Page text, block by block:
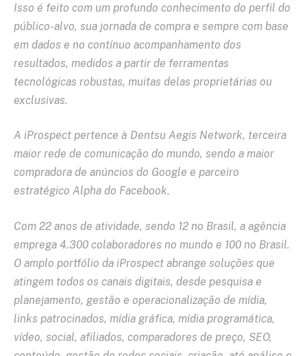
Isso é feito com um profundo conhecimento do perfil do
público-alvo, sua jornada de compra e sempre com base
em dados e no contínuo acompanhamento dos
resultados, medidos a partir de ferramentas
tecnológicas robustas, muitas delas proprietárias ou
exclusivas.
A iProspect pertence à Dentsu Aegis Network, terceira
maior rede de comunicação do mundo, sendo a maior
compradora de anúncios do Google e parceiro
estratégico Alpha do Facebook.
Com 22 anos de atividade, sendo 12 no Brasil, a agência
emprega 4.300 colaboradores no mundo e 100 no Brasil.
O amplo portfólio da iProspect abrange soluções que
atingem todos os canais digitais, desde pesquisa e
planejamento, gestão e operacionalização de mídia,
links patrocinados, mídia gráfica, mídia programática,
vídeo, social, afiliados, comparadores de preço, SEO,